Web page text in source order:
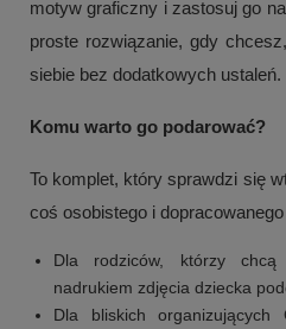
motyw graficzny i zastosuj go
proste rozwiązanie, gdy
siebie bez dodatkowych ustaleń.
Komu warto go podarować?
To komplet, który sprawdzi się
coś osobistego i
Dla rodziców, którzy
nadrukiem zdjęcia dziecka
Dla bliskich